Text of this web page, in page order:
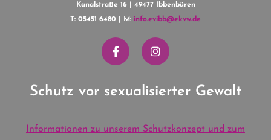
Kanalstraße 16 | 49477 Ibbenbüren
T: 05451 6480 | M: info.evibb@ekvw.de
Schutz vor sexualisierter Gewalt
Informationen zu unserem Schutzkonzept und zum